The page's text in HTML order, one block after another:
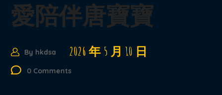
愛陪伴唐寶寶
By hkdsa 2026 年 5 月 10 日
0 Comments